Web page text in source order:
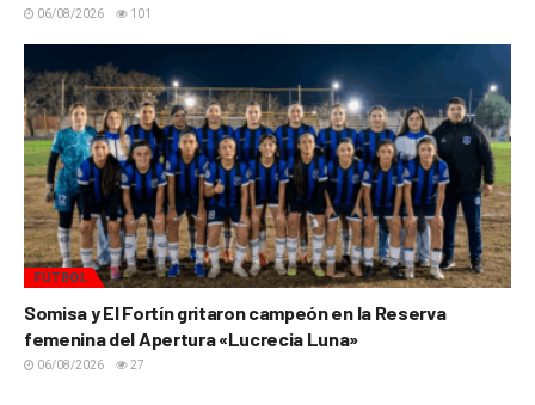
06/08/2026 101
FÚTBOL
Somisa y El Fortín gritaron campeón en la Reserva
femenina del Apertura «Lucrecia Luna»
06/08/2026 27